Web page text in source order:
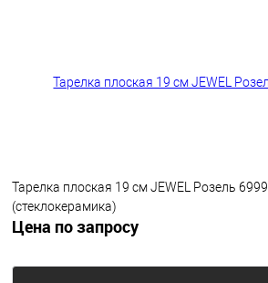
Тарелка плоская 19 см JEWEL Розель 6999
(стеклокерамика)
Цена по запросу